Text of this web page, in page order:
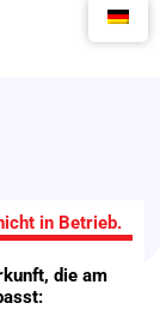
in Betrieb.
die am